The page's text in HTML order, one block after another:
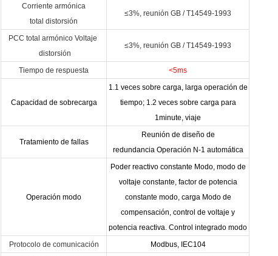
Corriente armónica
total distorsión
≤3%, reunión GB / T14549-1993
PCC total armónico Voltaje
distorsión
≤3%, reunión GB / T14549-1993
Tiempo de respuesta <5ms
Capacidad de sobrecarga
1.1 veces sobre carga, larga operación de
tiempo; 1.2 veces sobre carga para
1minute, viaje
Tratamiento de fallas
Reunión de diseño de
redundancia Operación N-1 automática
Operación modo
Poder reactivo constante Modo, modo de
voltaje constante, factor de potencia
constante modo, carga Modo de
compensación, control de voltaje y
potencia reactiva. Control integrado modo
Protocolo de comunicación
Modbus, IEC104